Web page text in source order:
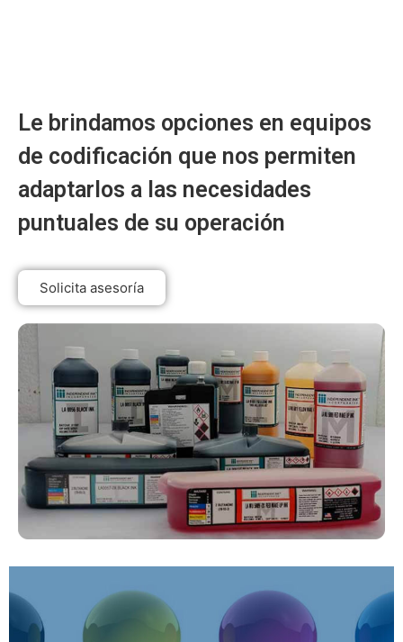
Le brindamos opciones en equipos
de codificación que nos permiten
adaptarlos a las necesidades
puntuales de su operación
Solicita asesoría